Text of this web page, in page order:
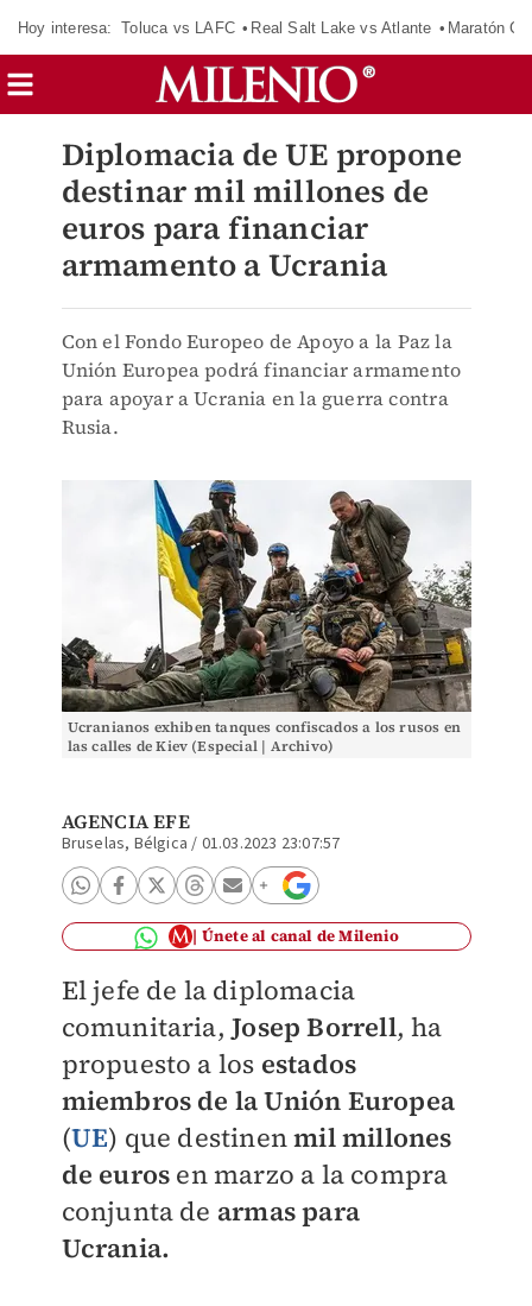
Hoy interesa: Toluca vs LAFC Real Salt Lake vs Atlante Maratón
Diplomacia de UE propone
destinar mil millones de
euros para financiar
armamento a Ucrania
Con el Fondo Europeo de Apoyo a la Paz la
Unión Europea podrá financiar armamento
para apoyar a Ucrania en la guerra contra
Rusia.
Ucranianos exhiben tanques confiscados a los rusos en
las calles de Kiev (Especial | Archivo)
AGENCIA EFE
Bruselas, Bélgica / 01.03.2023 23:07:57
Únete al canal de Milenio
El jefe de la diplomacia
comunitaria,Josep Borrell, ha
propuesto a los estados
miembros de la Unión Europea
(UE) que destinenmilmillones
de euros en marzo a la compra
conjunta de armas para
Ucrania.